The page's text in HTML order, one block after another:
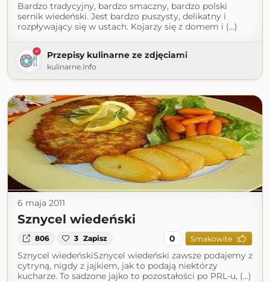
Bardzo tradycyjny, bardzo smaczny, bardzo polski
sernik wiedeński. Jest bardzo puszysty, delikatny i
rozpływający się w ustach. Kojarzy się z domem i (...)
Przepisy kulinarne ze zdjęciami
kulinarne.info
6 maja 2011
Sznycel wiedeński
806 3 Zapisz 0 Smakowite
Sznycel wiedeńskiSznycel wiedeński zawsze podajemy z
cytryną, nigdy z jajkiem, jak to podają niektórzy
kucharze. To sadzone jajko to pozostałości po PRL-u, (...)